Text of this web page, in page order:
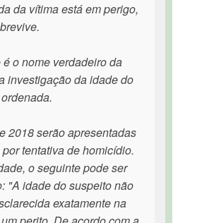
da vítima está em perigo,
o nome verdadeiro da
investigação da idade do
2018 serão apresentadas
tentativa de homicídio.
o seguinte pode ser
"A idade do suspeito não
exatamente na